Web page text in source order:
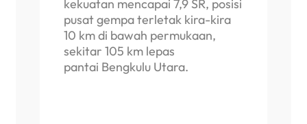
kekuatan mencapai 7,9 SR, posisi
pusat gempa terletak kira-kira
10 km di bawah permukaan,
sekitar 105 km lepas
pantai Bengkulu Utara.